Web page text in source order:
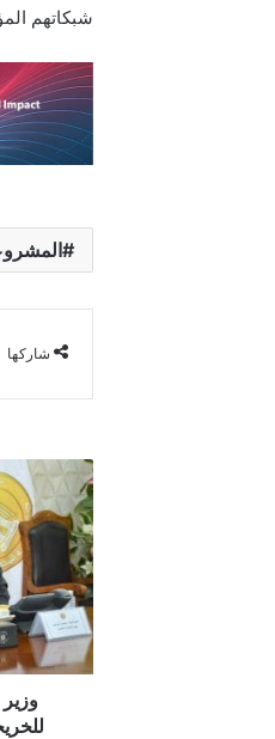
شبكاتهم
شاركها
وزير
الاتصالات:
ألفا
دولار
دخل
شهري
للخريجين
من
مبادرة
مستقبلنا